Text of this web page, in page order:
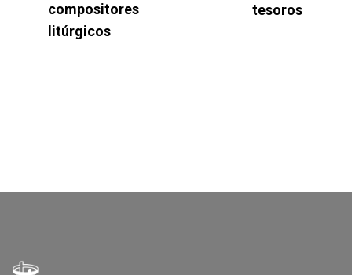
compositores
litúrgicos
tesoros